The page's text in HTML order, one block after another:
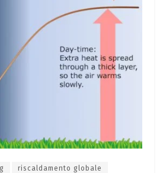
riscaldamento globale